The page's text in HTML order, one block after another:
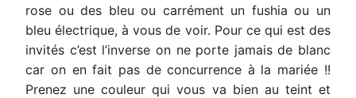
rose ou des bleu ou carrément un fushia ou un
bleu électrique, à vous de voir. Pour ce qui est des
invités c’est l’inverse on ne porte jamais de blanc
car on en fait pas de concurrence à la mariée !!
Prenez une couleur qui vous va bien au teint et